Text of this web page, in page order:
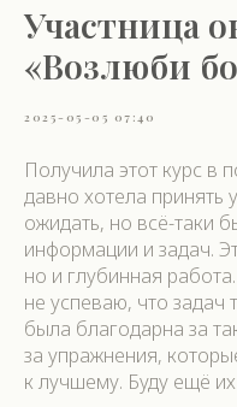
Участница
«Возлюби
2025-05-05 07:40
Получила этот курс в
давно хотела принять
ожидать, но всё-таки
информации и задач.
но и глубинная
не успеваю, что задач
была благодарна за
за упражнения,
к лучшему. Буду ещё